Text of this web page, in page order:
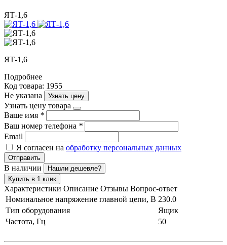
ЯТ-1,6
ЯТ-1,6
Подробнее
Код товара: 1955
Не указана
Узнать цену
Узнать цену товара
Ваше имя *
Ваш номер телефона *
Email
Я согласен на обработку персональных данных
Отправить
В наличии
Нашли дешевле?
Купить в 1 клик
Характеристики Описание Отзывы Вопрос-ответ
Номинальное напряжение главной цепи, В 230.0
Тип оборудования
Ящик
Частота, Гц
50